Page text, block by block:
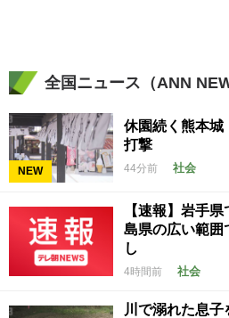
全国ニュース（ANN
NEW
休園続く熊本
打撃
44分前 社会
【速報】岩手
島県の広い範
し
4時間前 社会
川で溺れた息